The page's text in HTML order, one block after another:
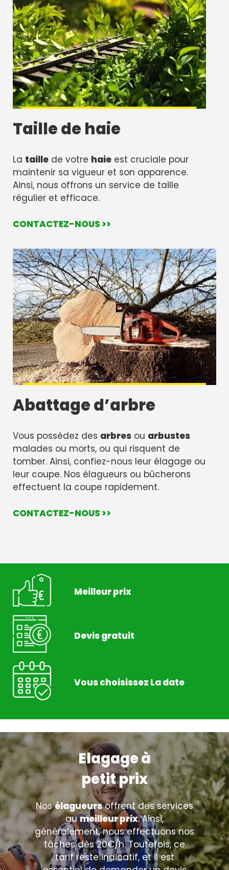
Taille de haie
La taille de votre haie est cruciale pour
maintenir sa vigueur et son apparence.
Ainsi, nous offrons un service de taille
régulier et efficace.
CONTACTEZ-NOUS >>
Abattage d’arbre
Vous possédez des arbres ou arbustes
malades ou morts, ou qui risquent de
tomber. Ainsi, confiez-nous leur élagage ou
leur coupe. Nos élagueurs ou bûcherons
effectuent la coupe rapidement.
CONTACTEZ-NOUS >>
Meilleur prix
Devis gratuit
Vous choisissez La date
Elagage à
petit prix
Nosélagueursoffrent des services
aumeilleur prix. Ainsi,
généralement, nous effectuons nos
tâches dès 20€/h. Toutefois, ce
tarif reste indicatif, et il est